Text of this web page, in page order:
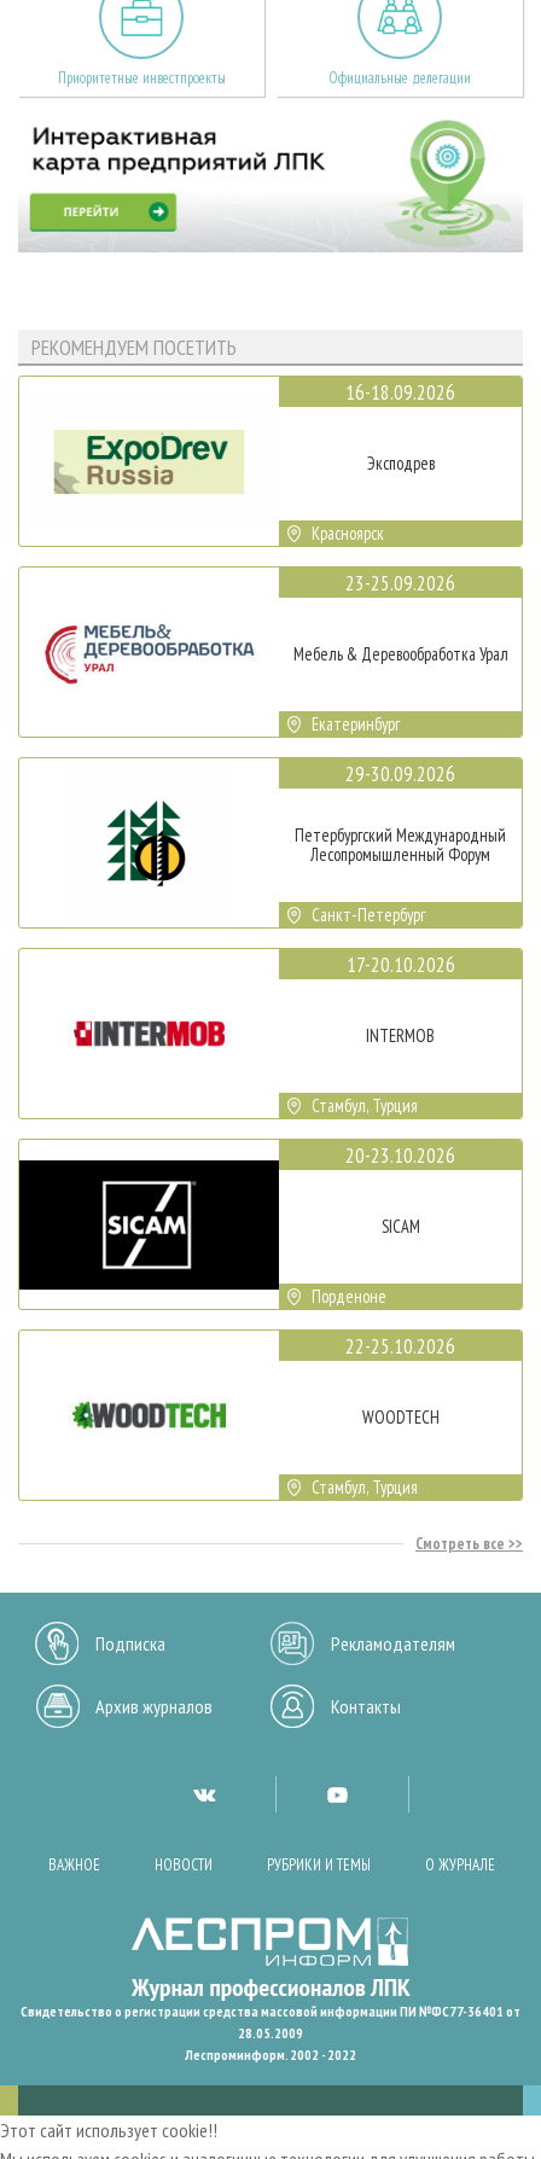
Приоритетные инвестпроекты Официальные делегации
РЕКОМЕНДУЕМ ПОСЕТИТЬ
16-18.09.2026
Эксподрев
Красноярск
23-25.09.2026
Мебель & Деревообработка Урал
Екатеринбург
29-30.09.2026
Петербургский Международный
Лесопромышленный Форум
Санкт-Петербург
17-20.10.2026
INTERMOB
Стамбул, Турция
20-23.10.2026
SICAM
Порденоне
22-25.10.2026
WOODTECH
Стамбул, Турция
Смотреть все
Подписка Рекламодателям
Архив журналов Контакты
ВАЖНОЕ НОВОСТИ РУБРИКИ И ТЕМЫ О ЖУРНАЛЕ
Свидетельство о регистрации средства массовой информации ПИ №ФС77-36401 от
28.05.2009
Леспроминформ. 2002 - 2022
Этот сайт использует cookie!!